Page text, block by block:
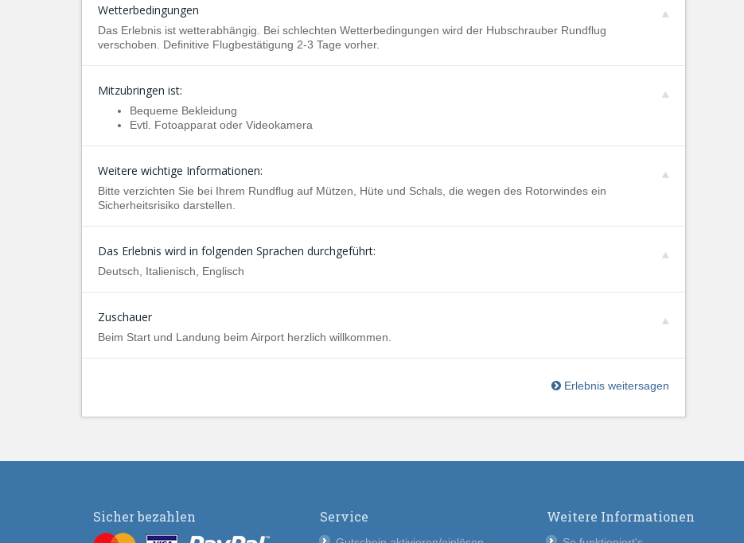
Wetterbedingungen
Das Erlebnis ist wetterabhängig. Bei schlechten Wetterbedingungen wird der Hubschrauber Rundflug
verschoben. Definitive Flugbestätigung 2-3 Tage vorher.
Mitzubringen ist:
Bequeme Bekleidung
Evtl. Fotoapparat oder Videokamera
Weitere wichtige Informationen:
Bitte verzichten Sie bei Ihrem Rundflug auf Mützen, Hüte und Schals, die wegen des Rotorwindes ein
Sicherheitsrisiko darstellen.
Das Erlebnis wird in folgenden Sprachen durchgeführt:
Deutsch, Italienisch, Englisch
Zuschauer
Beim Start und Landung beim Airport herzlich willkommen.
Erlebnis weitersagen
Sicher bezahlen Service Weitere Informationen